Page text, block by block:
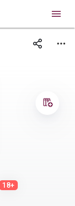

18+